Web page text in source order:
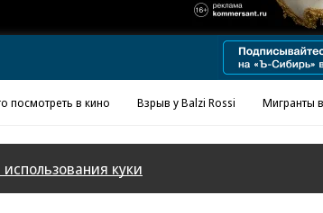
посмотреть в кино Взрыв у Balzi Rossi Мигранты
куки